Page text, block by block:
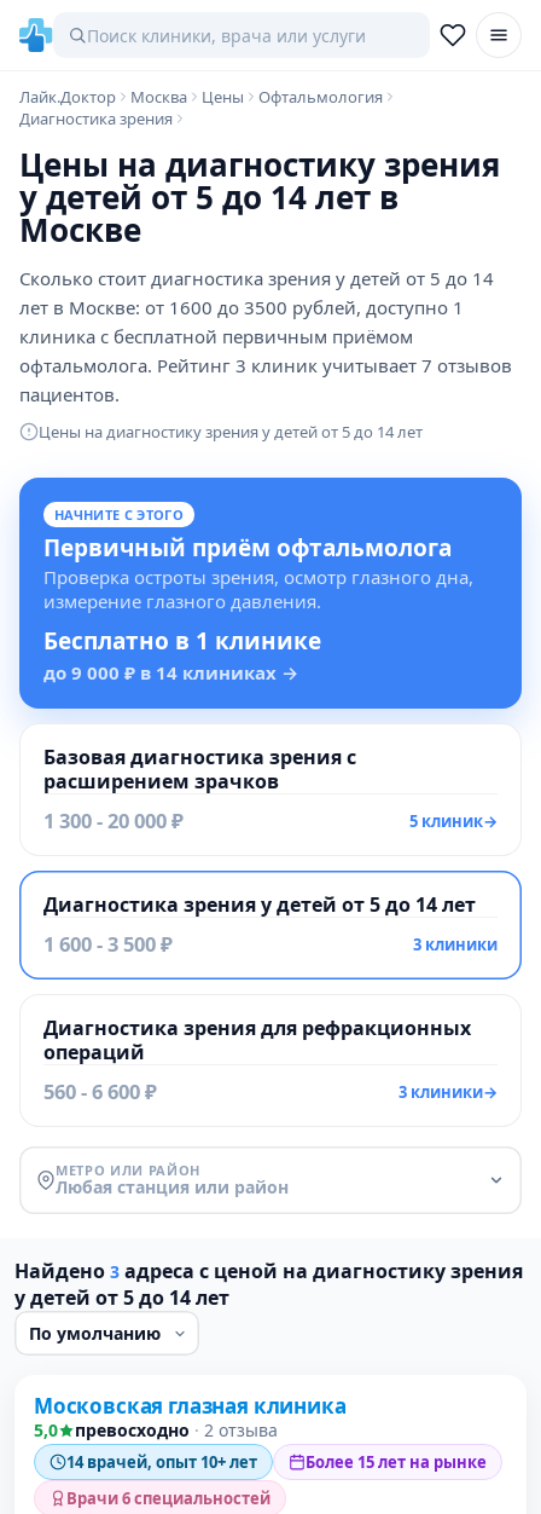
Лайк.Доктор Москва Цены
Офтальмология
Диагностика зрения
Цены на диагностику зрения
у детей от 5 до 14 лет в
Москве
Сколько стоит диагностика зрения у детей от 5 до 14
лет в Москве: от 1600 до 3500 рублей, доступно 1
клиника с бесплатной первичным приёмом
офтальмолога. Рейтинг 3 клиник учитывает 7 отзывов
пациентов.
Цены на диагностику зрения у детей от 5 до 14 лет
НАЧНИТЕ С ЭТОГО
Первичный приём офтальмолога
Проверка остроты зрения, осмотр глазного дна,
измерение глазного давления.
Бесплатно в 1 клинике
до 9 000 ₽ в 14 клиниках →
Базовая диагностика зрения с
расширением зрачков
1 300 - 20 000 ₽ 5 клиник→
Диагностика зрения у детей от 5 до 14 лет
1 600 - 3 500 ₽ 3 клиники
Диагностика зрения для рефракционных
операций
560 - 6 600 ₽ 3 клиники→
МЕТРО ИЛИ РАЙОН
Любая станция или район
Найдено 3 адреса с ценой на диагностику зрения
у детей от 5 до 14 лет
Проверено давно
Московская глазная клиника
5,0 превосходно · 2 отзыва
14 врачей, опыт 10+ лет
Более 15 лет на рынке
Врачи 6 специальностей